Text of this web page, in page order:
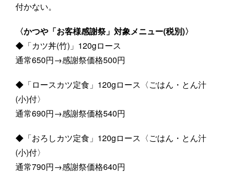
付かない。
〈かつや「お客様感謝祭」対象メニュー(税別)〉
◆「カツ丼(竹)」120gロース
通常650円→感謝祭価格500円
◆「ロースカツ定食」120gロース〈ごはん・とん汁
(小)付〉
通常690円→感謝祭価格540円
◆「おろしカツ定食」120gロース〈ごはん・とん汁
(小)付〉
通常790円→感謝祭価格640円